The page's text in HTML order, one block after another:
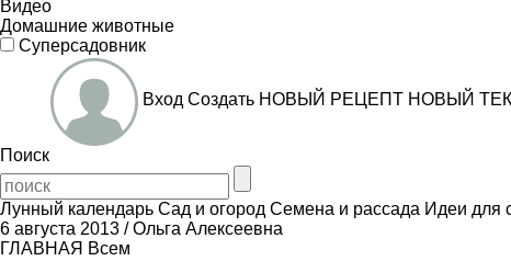
Видео
Домашние животные
Суперсадовник
Вход Создать НОВЫЙ РЕЦЕПТ НОВЫЙ
Поиск
Лунный календарь Сад и огород Семена и рассада Идеи для
6 августа 2013 /Ольга Алексеевна
ГЛАВНАЯ Всем